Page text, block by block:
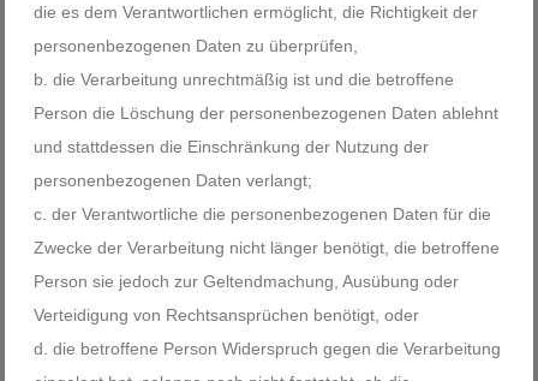
die es dem Verantwortlichen ermöglicht, die Richtigkeit der
personenbezogenen Daten zu überprüfen,
die Verarbeitung unrechtmäßig ist und die betroffene
Person die Löschung der personenbezogenen Daten ablehnt
und stattdessen die Einschränkung der Nutzung der
personenbezogenen Daten verlangt;
der Verantwortliche die personenbezogenen Daten für die
Zwecke der Verarbeitung nicht länger benötigt, die betroffene
Person sie jedoch zur Geltendmachung, Ausübung oder
Verteidigung von Rechtsansprüchen benötigt, oder
die betroffene Person Widerspruch gegen die Verarbeitung